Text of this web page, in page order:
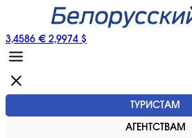
3,4586 € 2,9974 $
ТУРИСТАМ
АГЕНТСТВАМ